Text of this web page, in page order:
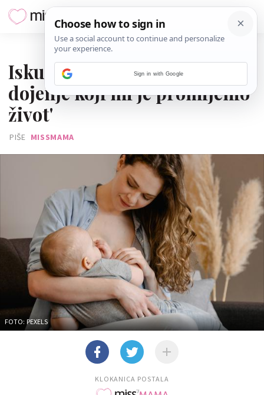
Iskustvo mame: 'Trik za
dojenje koji mi je promijenio
život'
PIŠE MISSMAMA
FOTO: PEXELS
KLOKANICA POSTALA
Sign in with Google